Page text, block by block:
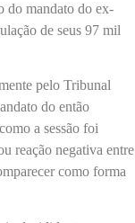
do mandato do ex-
de seus 97 mil
pelo Tribunal
do então
a sessão foi
reação negativa entre
como forma